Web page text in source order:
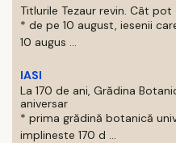
Titlurile Tezaur revin. Cât
* de pe 10 august, iesenii
10 augus ...
IASI
La 170 de ani, Grădina
aniversar
* prima grădină botanică
implineste 170 d ...